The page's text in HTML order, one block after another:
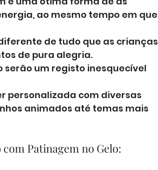
ao mesmo tempo em que
de tudo que as crianças
de pura alegria.
serão um registo inesquecível
personalizada com diversas
animados até temas mais
Patinagem no Gelo: